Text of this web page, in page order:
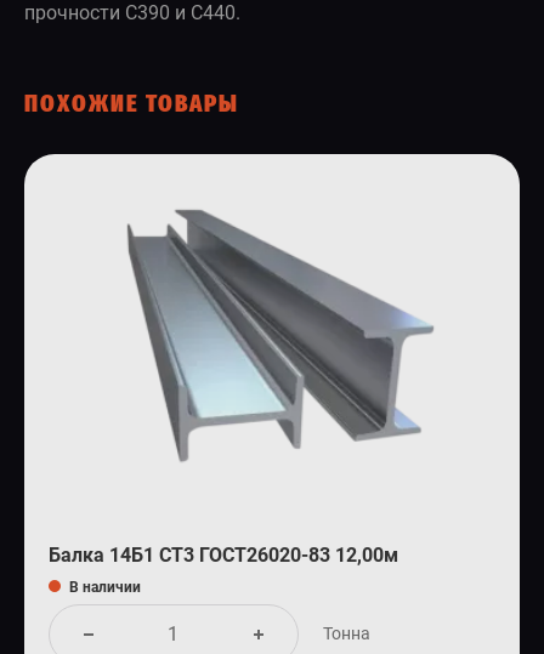
прочности С390 и С440.
ПОХОЖИЕ ТОВАРЫ
Балка 14Б1 СТ3 ГОСТ26020-83 12,00м
В наличии
Тонна